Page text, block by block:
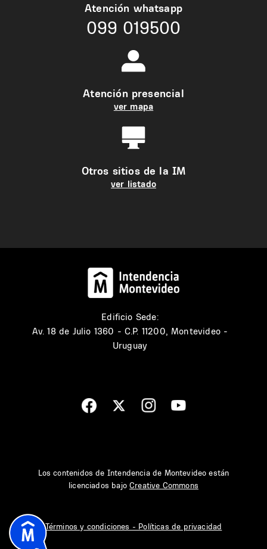
Atención whatsapp
099 019500
Atención presencial
ver mapa
Otros sitios de la IM
ver listado
Edificio Sede:
Av. 18 de Julio 1360 - C.P. 11200, Montevideo -
Uruguay
Los contenidos de Intendencia de Montevideo están
licenciados bajoCreative Commons
Términos y condiciones - Políticas de privacidad